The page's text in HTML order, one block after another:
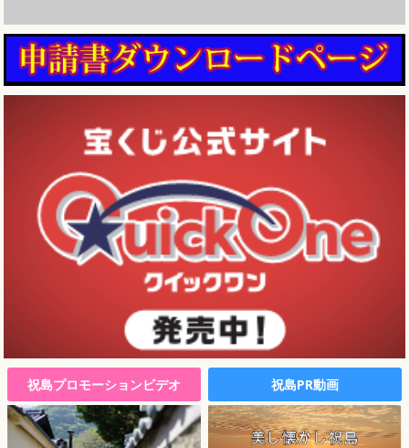
祝島プロモーションビデオ 祝島PR動画